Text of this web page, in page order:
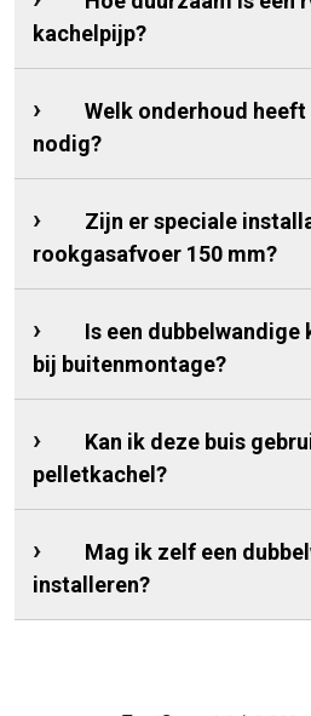
kachelpijp?
Welk onderhoud
nodig?
Zijn er speciale
rookgasafvoer 150 mm?
Is een
bij buitenmontage?
Kan ik deze buis
pelletkachel?
Mag ik zelf een
installeren?